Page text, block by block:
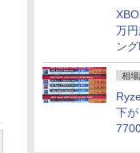
万
ン
に
相
下